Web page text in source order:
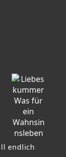
endlich